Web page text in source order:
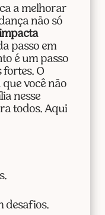
a melhorar
não só
impacta
passo em
é um passo
fortes. O
você não
nesse
todos. Aqui
desafios.